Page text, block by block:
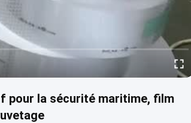
pour la sécurité maritime, film